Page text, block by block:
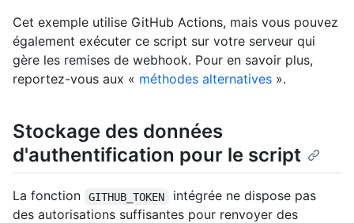
Cet exemple utilise GitHub Actions, mais vous pouvez
également exécuter ce script sur votre serveur qui
gère les remises de webhook. Pour en savoir plus,
reportez-vous aux « méthodes alternatives ».
Stockage des données
d'authentification pour le script
La fonction GITHUB_TOKEN
intégrée ne dispose pas
des autorisations suffisantes pour renvoyer des